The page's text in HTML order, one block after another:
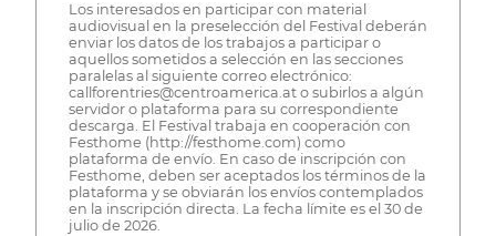
Los interesados en participar con material
audiovisual en la preselección del Festival deberán
enviar los datos de los trabajos a participar o
aquellos sometidos a selección en las secciones
paralelas al siguiente correo electrónico:
callforentries@centroamerica.at o subirlos a algún
servidor o plataforma para su correspondiente
descarga. El Festival trabaja en cooperación con
Festhome (http://festhome.com) como
plataforma de envío. En caso de inscripción con
Festhome, deben ser aceptados los términos de la
plataforma y se obviarán los envíos contemplados
en la inscripción directa. La fecha límite es el 30 de
julio de 2026.